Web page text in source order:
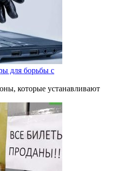
для борьбы с
которые устанавливают